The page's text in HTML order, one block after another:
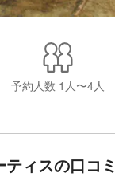
予約人数 1人〜4人
ティスの口コミ